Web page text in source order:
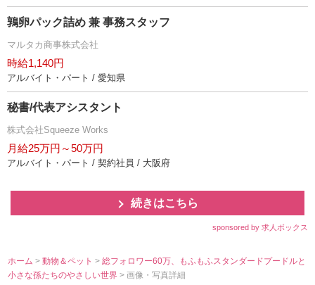
鶉卵パック詰め 兼 事務スタッフ
マルタカ商事株式会社
時給1,140円
アルバイト・パート / 愛知県
秘書/代表アシスタント
株式会社Squeeze Works
月給25万円～50万円
アルバイト・パート / 契約社員 / 大阪府
続きはこちら
sponsored by 求人ボックス
ホーム >動物＆ペット>総フォロワー60万、もふもふスタンダードプードルと
小さな孫たちのやさしい世界> 画像・写真詳細